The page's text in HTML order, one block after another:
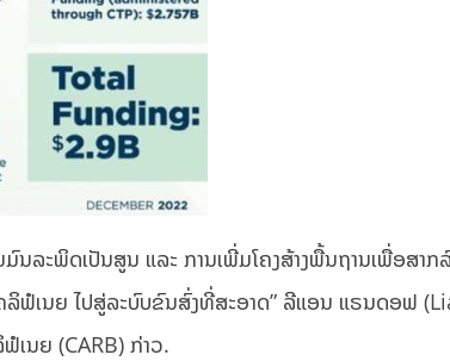
ລະພິດເປັນສູນ ແລະ ການເພີ່ມໂຄງສ້າງພື້ນຖານເພື່ອສາ
ລິຟໍເນຍ ໄປສູ່ລະບົບຂົນສົ່ງທີ່ສະອາດ” ລີແອນ ແຣນດອຟ
ເນຍ (CARB) ກ່າວ.